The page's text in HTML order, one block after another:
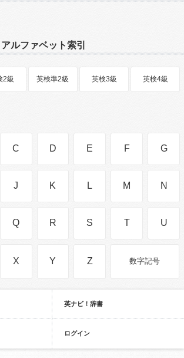
ルファベット索引
2級 英検準2級 英検3級 英検4級
C D E F G
J K L M N
Q R S T U
X Y Z 数字記号
英ナビ！辞書
ログイン